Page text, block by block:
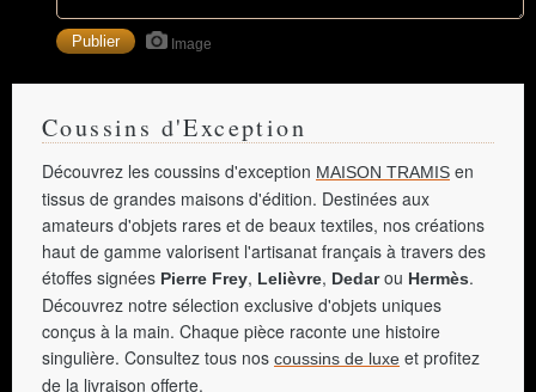
Image
Coussins d'Exception
Découvrez les coussins d'exception MAISON TRAMIS en
tissus de grandes maisons d'édition. Destinées aux
amateurs d'objets rares et de beaux textiles, nos créations
haut de gamme valorisent l'artisanat français à travers des
étoffes signées Pierre Frey, Lelièvre, Dedarou Hermès.
Découvrez notre sélection exclusive d'objets uniques
conçus à la main. Chaque pièce raconte une histoire
singulière. Consultez tous nos coussins de luxe et profitez
de la livraison offerte.